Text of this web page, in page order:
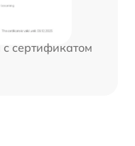
сертификатом